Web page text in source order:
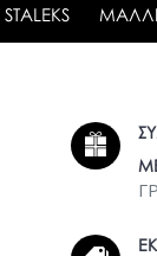
STALEKS